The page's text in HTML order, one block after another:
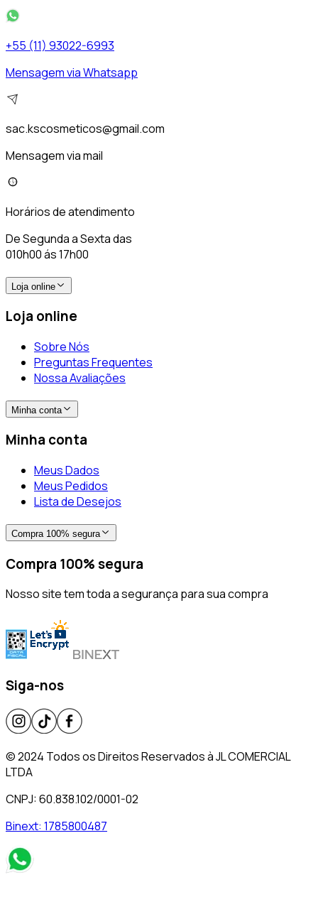
+55 (11) 93022-6993
Mensagem via Whatsapp
sac.kscosmeticos@gmail.com
Mensagem via mail
Horários de atendimento
De Segunda a Sexta das
010h00 ás 17h00
Loja online
Loja online
Sobre Nós
Preguntas Frequentes
Nossa Avaliações
Minha conta
Minha conta
Meus Dados
Meus Pedidos
Lista de Desejos
Compra 100% segura
Compra 100% segura
Nosso site tem toda a segurança para sua compra
Siga-nos
© 2024 Todos os Direitos Reservados à JL COMERCIAL
LTDA
CNPJ: 60.838.102/0001-02
Binext: 1785800487